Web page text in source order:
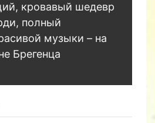
кровавый шедевр
полный
музыки – на
Брегенца